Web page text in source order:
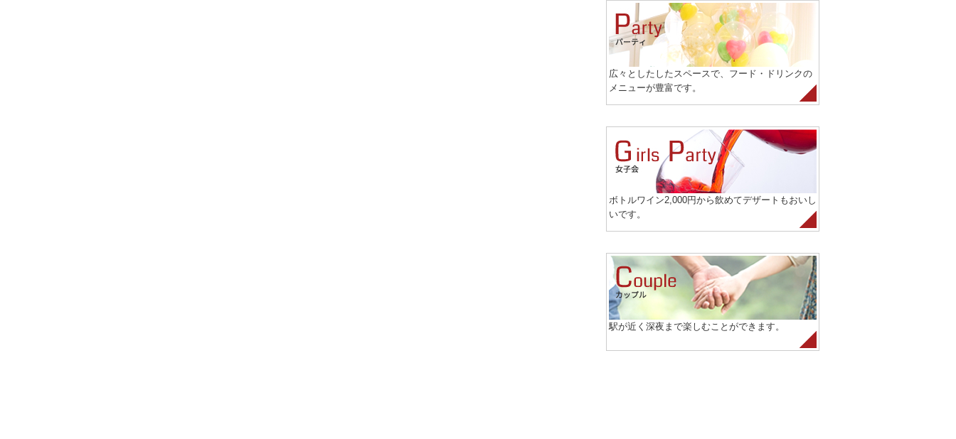
広々としたしたスペースで、フード・ドリンクの
メニューが豊富です。
ボトルワイン2,000円から飲めてデザートもおいし
いです。
駅が近く深夜まで楽しむことができます。